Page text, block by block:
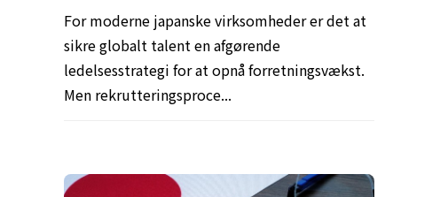
For moderne japanske virksomheder er det at
sikre globalt talent en afgørende
ledelsesstrategi for at opnå forretningsvækst.
Men rekrutteringsproce...